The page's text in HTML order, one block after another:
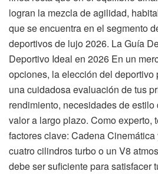
logran la mezcla de agilidad,
que se encuentra en el segmento
deportivos de lujo 2026. La Guía
Deportivo Ideal en 2026 En un
opciones, la elección del deportivo
una cuidadosa evaluación de tus
rendimiento, necesidades de
valor a largo plazo. Como experto,
factores clave: Cadena
cuatro cilindros turbo o un V8
debe ser suficiente para satisfacer